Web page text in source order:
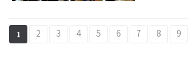
1 2 3 4 5 6 7 8 9